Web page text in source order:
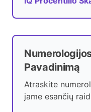
Pavadinimą
Atraskite
jame esančių